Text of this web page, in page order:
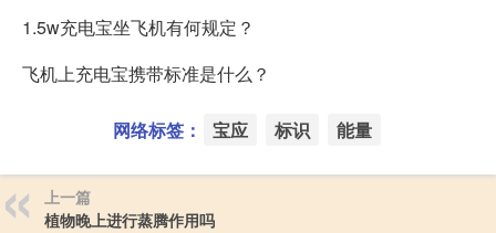
1.5w充电宝坐飞机有何规定？
飞机上充电宝携带标准是什么？
网络标签： 宝应 标识 能量
上一篇
植物晚上进行蒸腾作用吗